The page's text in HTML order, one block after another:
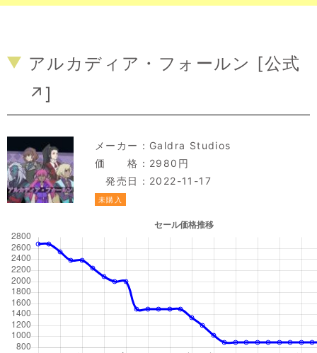
アルカディア・フォールン [公式
↗]
メーカー： Galdra Studios
価 格：2980円
発売日：2022-11-17
未購入